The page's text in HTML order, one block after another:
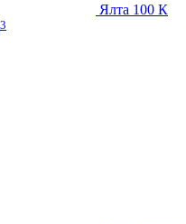
Ялта 100 К
3